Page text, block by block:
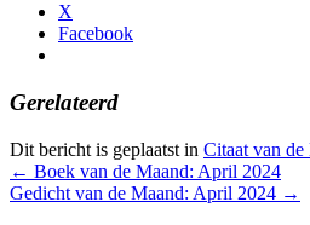
X
Facebook
Gerelateerd
Dit bericht is geplaatst in Citaat van de
Bericht
navigatie
← Boek van de Maand: April 2024
Gedicht van de Maand: April 2024 →